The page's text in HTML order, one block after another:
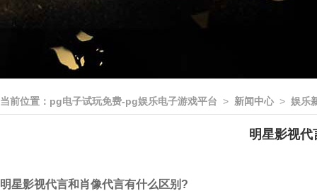
当前位置： pg电子试玩免费-pg娱乐电子游戏平台 > 新闻中心 > 娱乐
明星影视
明星影视代言和肖像代言有什么区别?